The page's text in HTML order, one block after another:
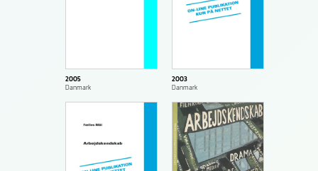
2005
Danmark
2003
Danmark